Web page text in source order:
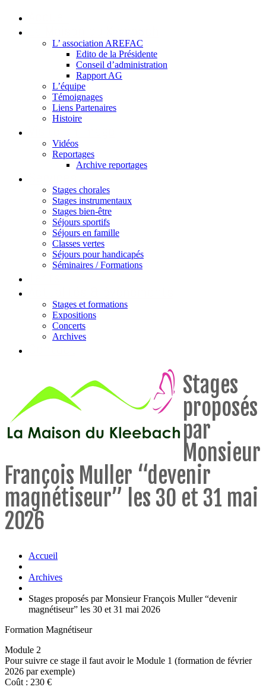
L’ association AREFAC
Edito de la Présidente
Conseil d’administration
Rapport AG
L’équipe
Témoignages
Liens Partenaires
Histoire
Vidéos
Reportages
Archive reportages
Stages chorales
Stages instrumentaux
Stages bien-être
Séjours sportifs
Séjours en famille
Classes vertes
Séjours pour handicapés
Séminaires / Formations
Stages et formations
Expositions
Concerts
Archives
Stages
proposés
par
Monsieur
François Muller “devenir
magnétiseur” les 30 et 31 mai
2026
Accueil
Archives
Stages proposés par Monsieur François Muller “devenir
magnétiseur” les 30 et 31 mai 2026
Formation Magnétiseur
Module 2
Pour suivre ce stage il faut avoir le Module 1 (formation de février
2026 par exemple)
Coût : 230 €